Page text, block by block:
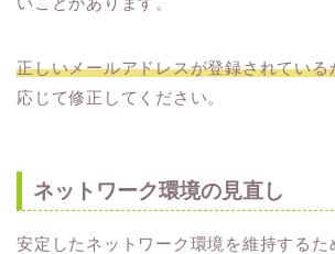
正しいメールアドレスが登録されている
応じて修正してください。
ネットワーク環境の見直し
安定したネットワーク環境を維持するた